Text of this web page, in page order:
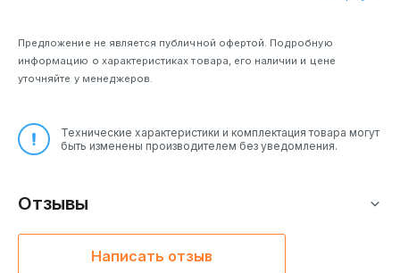
Предложение не является публичной офертой. Подробную
информацию о характеристиках товара, его наличии и цене
уточняйте у менеджеров.
Технические характеристики и комплектация товара могут
быть изменены производителем без уведомления.
Отзывы
Написать отзыв